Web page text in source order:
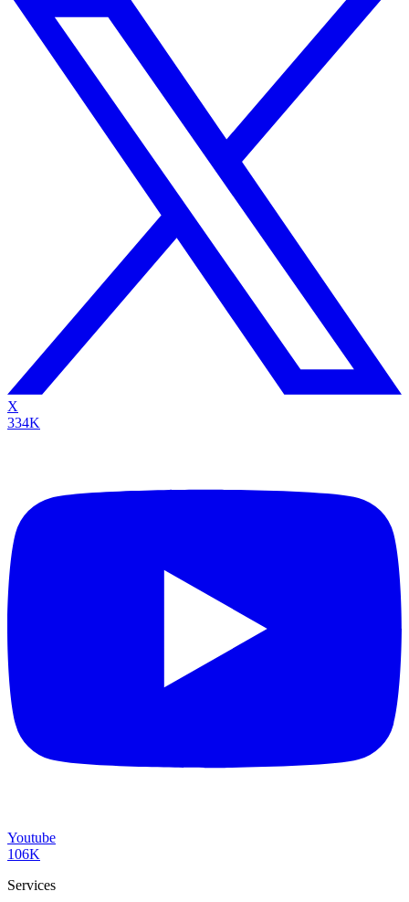
X
334K
Youtube
106K
Services